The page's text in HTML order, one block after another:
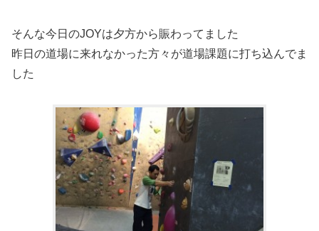
そんな今日のJOYは夕方から賑わってました
昨日の道場に来れなかった方々が道場課題に打ち込んでま
した